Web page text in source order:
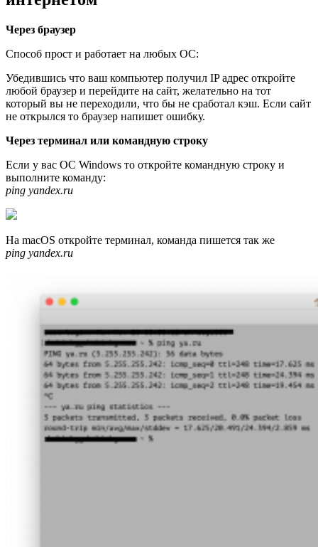
Через браузер
Способ прост и работает на любых ОС:
Убедившись что ваш компьютер получил IP адрес откройте
любой браузер и перейдите на сайт, желательно на тот
который вы не переходили, что бы не сработал кэш. Если сайт
не открылся то браузер напишет ошибку.
Через терминал или командную строку
Если у вас ОС Windows то откройте командную строку и
выполните команду:
ping yandex.ru
На macOS откройте терминал, команда пишется так же
ping yandex.ru